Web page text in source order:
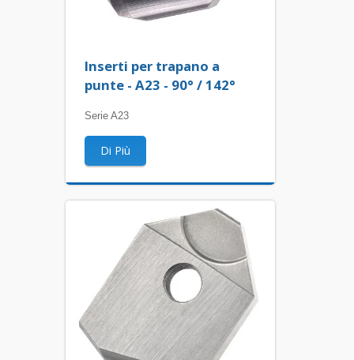
Inserti per trapano a
punte - A23 - 90° / 142°
Serie A23
Di Più